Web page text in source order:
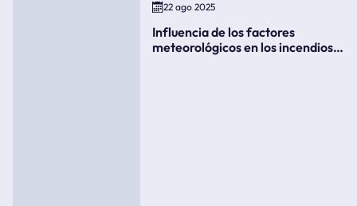
22 ago 2025
Influencia de los factores
meteorológicos en los incendios